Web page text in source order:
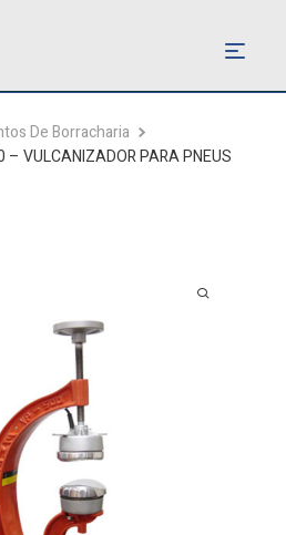
De Borracharia
– VULCANIZADOR PARA PNEUS